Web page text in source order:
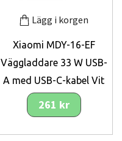
Lägg i korgen
Xiaomi MDY-16-EF
Väggladdare 33 W USB-
A med USB-C-kabel Vit
261 kr